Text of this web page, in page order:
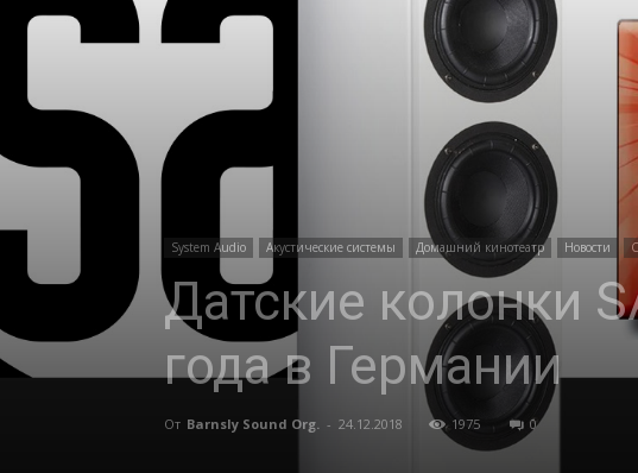
System Audio Акустические системы Домашний кинотеатр Новости
Датские колонки
года в Германии
От Barnsly Sound Org. - 24.12.2018 1975 0